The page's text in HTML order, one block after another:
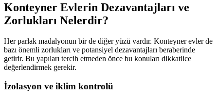
Konteyner Evlerin Dezavantajları ve
Zorlukları Nelerdir?
Her parlak madalyonun bir de diğer yüzü vardır. Konteyner evler de
bazı önemli zorlukları ve potansiyel dezavantajları beraberinde
getirir. Bu yapıları tercih etmeden önce bu konuları dikkatlice
değerlendirmek gerekir.
İzolasyon ve iklim kontrolü